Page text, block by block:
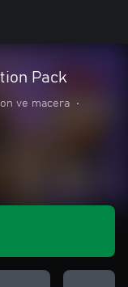
Pack
ve macera
•